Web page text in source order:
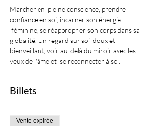
Marcher en  pleine conscience, prendre
confiance en soi, incarner son énergie
féminine, se réapproprier son corps dans sa
globalité. Un regard sur soi  doux et
bienveillant, voir au-delà du miroir avec les
yeux de l'âme et  se reconnecter à soi.
Billets
Vente expirée